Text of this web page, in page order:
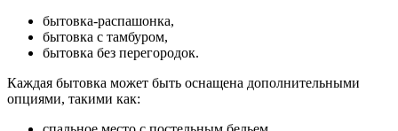
бытовка-распашонка,
бытовка с тамбуром,
бытовка без перегородок.
Каждая бытовка может быть оснащена дополнительными
опциями, такими как: